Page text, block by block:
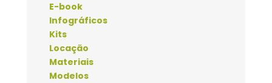
E-book
Infográficos
Kits
Locação
Materiais
Modelos